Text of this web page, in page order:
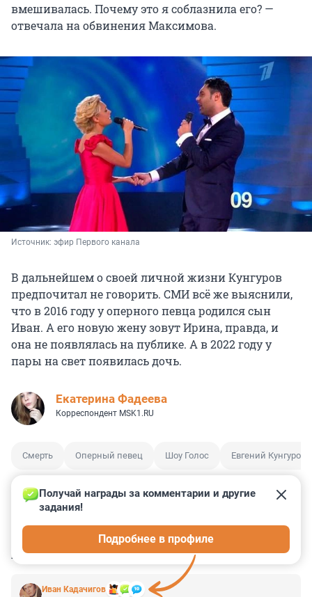
вмешивалась. Почему это я соблазнила его? —
отвечала на обвинения Максимова.
Источник: эфир Первого канала
В дальнейшем о своей личной жизни Кунгуров
предпочитал не говорить. СМИ всё же выяснили,
что в 2016 году у оперного певца родился сын
Иван. А его новую жену зовут Ирина, правда, и
она не появлялась на публике. А в 2022 году у
пары на свет появилась дочь.
Екатерина Фадеева
Корреспондент MSK1.RU
Смерть Оперный певец Шоу Голос Евгений Кунгуров
КОММЕНТАРИИ 10
Иван Кадачигов
Получай награды за комментарии и другие
задания!
Подробнее в профиле